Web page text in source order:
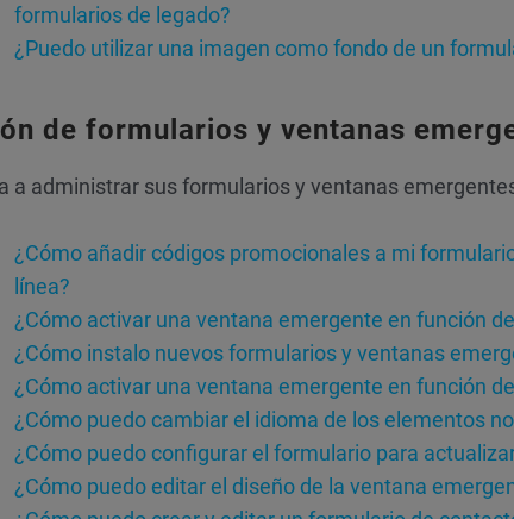
formularios de legado?
¿Puedo utilizar una imagen como fondo de un
de formularios y ventanas
a administrar sus formularios y ventanas
¿Cómo añadir códigos promocionales a mi
línea?
¿Cómo activar una ventana emergente en función
¿Cómo instalo nuevos formularios y ventanas
¿Cómo activar una ventana emergente en función
¿Cómo puedo cambiar el idioma de los elementos
¿Cómo puedo configurar el formulario para
¿Cómo puedo editar el diseño de la ventana